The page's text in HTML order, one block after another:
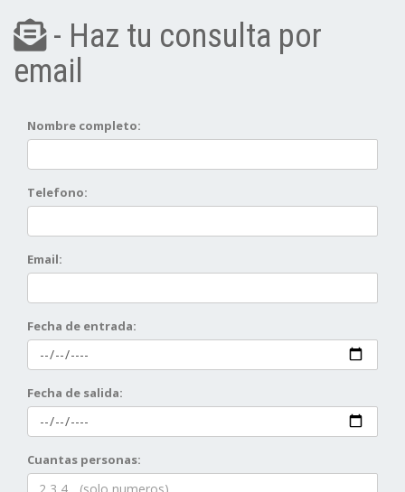
- Haz tu consulta por
email
Nombre completo:
Telefono:
Email:
Fecha de entrada:
Fecha de salida:
Cuantas personas: